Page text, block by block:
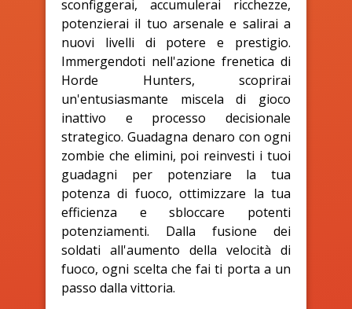
sconfiggerai, accumulerai ricchezze,
potenzierai il tuo arsenale e salirai a
nuovi livelli di potere e prestigio.
Immergendoti nell'azione frenetica di
Horde Hunters, scoprirai
un'entusiasmante miscela di gioco
inattivo e processo decisionale
strategico. Guadagna denaro con ogni
zombie che elimini, poi reinvesti i tuoi
guadagni per potenziare la tua
potenza di fuoco, ottimizzare la tua
efficienza e sbloccare potenti
potenziamenti. Dalla fusione dei
soldati all'aumento della velocità di
fuoco, ogni scelta che fai ti porta a un
passo dalla vittoria.